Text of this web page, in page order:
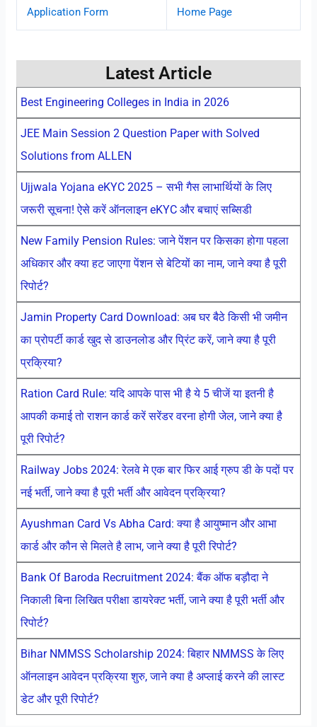
Application Form Home Page
Latest Article
Best Engineering Colleges in India in 2026
JEE Main Session 2 Question Paper with Solved
Solutions from ALLEN
Ujjwala Yojana eKYC 2025 – सभी गैस लाभार्थियों के लिए
जरूरी सूचना! ऐसे करें ऑनलाइन eKYC और बचाएं सब्सिडी
New Family Pension Rules: जाने पेंशन पर किसका होगा पहला
अधिकार और क्या हट जाएगा पेंशन से बेटियों का नाम, जाने क्या है पूरी
रिपोर्ट?
Jamin Property Card Download: अब घर बैठे किसी भी जमीन
का प्रोपर्टी कार्ड खुद से डाउनलोड और प्रिंट करें, जाने क्या है पूरी
प्रक्रिया?
Ration Card Rule: यदि आपके पास भी है ये 5 चीजें या इतनी है
आपकी कमाई तो राशन कार्ड करें सरेंडर वरना होगी जेल, जाने क्या है
पूरी रिपोर्ट?
Railway Jobs 2024: रेलवे मे एक बार फिर आई ग्रुप डी के पदों पर
नई भर्ती, जाने क्या है पूरी भर्ती और आवेदन प्रक्रिया?
Ayushman Card Vs Abha Card: क्या है आयुष्मान और आभा
कार्ड और कौन से मिलते है लाभ, जाने क्या है पूरी रिपोर्ट?
Bank Of Baroda Recruitment 2024: बैंक ऑफ बड़ौदा ने
निकाली बिना लिखित परीक्षा डायरेक्ट भर्ती, जाने क्या है पूरी भर्ती और
रिपोर्ट?
Bihar NMMSS Scholarship 2024: बिहार NMMSS के लिए
ऑनलाइन आवेदन प्रक्रिया शुरु, जाने क्या है अप्लाई करने की लास्ट
डेट और पूरी रिपोर्ट?